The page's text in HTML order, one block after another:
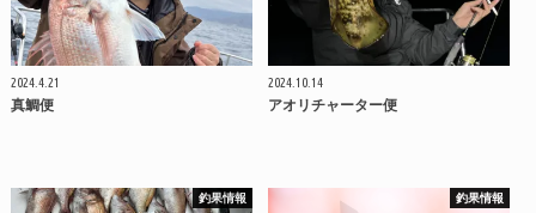
2024.4.21
真鯛便
2024.10.14
アオリチャーター便
釣果情報 釣果情報